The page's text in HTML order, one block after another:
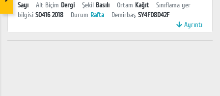
Sayı
Alt Biçim Dergi Şekil Basılı Ortam Kağıt
Sınıflama yer
bilgisi S0416 2018 Durum Rafta Demirbaş SY4FD8D42F
Ayrıntı